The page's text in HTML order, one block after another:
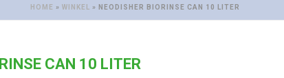
HOME » WINKEL » NEODISHER BIORINSE CAN 10 LITER
CAN 10 LITER